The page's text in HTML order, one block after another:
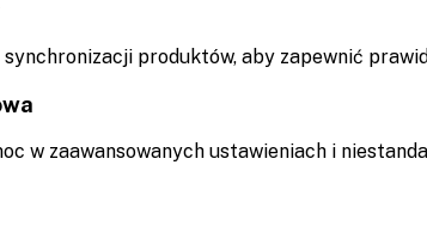
produktów, aby zapewnić
w zaawansowanych ustawieniach i